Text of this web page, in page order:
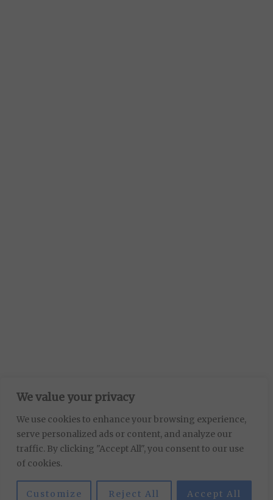
We value your privacy
We use cookies to enhance your browsing experience,
serve personalized ads or content, and analyze our
traffic. By clicking "Accept All", you consent to our use
of cookies.
Customize Reject All Accept All